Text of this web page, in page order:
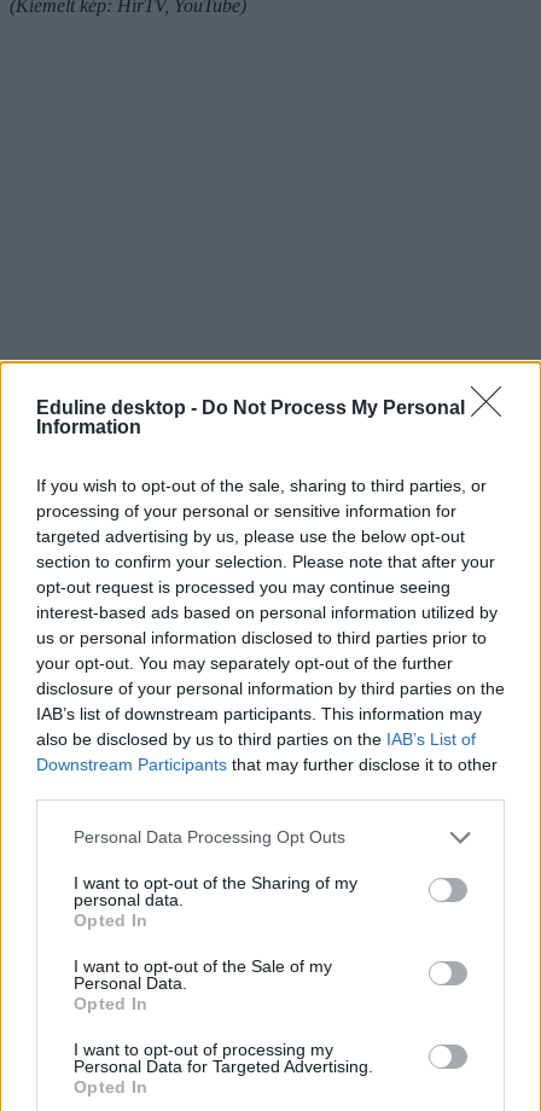
Eduline desktop - Do Not Process My Personal
Information
If you wish to opt-out of the sale, sharing to third parties, or
processing of your personal or sensitive information for
targeted advertising by us, please use the below opt-out
section to confirm your selection. Please note that after your
opt-out request is processed you may continue seeing
interest-based ads based on personal information utilized by
us or personal information disclosed to third parties prior to
your opt-out. You may separately opt-out of the further
disclosure of your personal information by third parties on the
IAB’s list of downstream participants. This information may
also be disclosed by us to third parties on the IAB’s List of
Downstream Participants that may further disclose it to other
Personal Data Processing Opt Outs
I want to opt-out of the Sharing of my
personal data.
Opted In
I want to opt-out of the Sale of my
Personal Data.
Opted In
I want to opt-out of processing my
Personal Data for Targeted Advertising.
Opted In
(Kiemelt kép: HírTV, YouTube)
tiltakozás
egyeztetés
Maruzsa Zoltán
szakszervezetek